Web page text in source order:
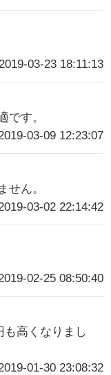
2019-03-23 18:11:13
です。
03-09 12:23:07
せん。
03-02 22:14:42
02-25 08:50:40
も高くなりまし
01-30 23:08:32